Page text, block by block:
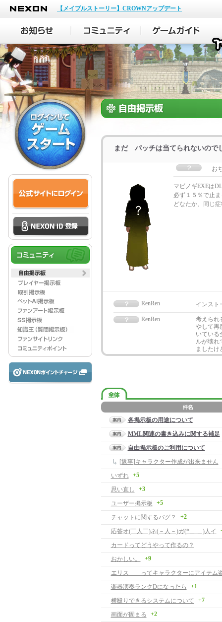
NEXON
【メイプルストーリー】CROWNアップデート
まだ パッチは当てられないので
お
マビノギEXEは
必ず１５％で止
どなたか、同じ
RenRen インスト
RenRen
考えられ
やして再
いている
ルが壊れ
ました
各掲示板の用途について
MML関連の書き込みに関する補足
自由掲示板のご利用について
[返事]キャラクター作成が出来ません
いずれ
+5
思い直し +3
ユーザー掲示板 +5
チャットに関するバグ？ +2
応答オ(￣人￣)ネ(－人－)ガ(*＿ ＿)人イ
カードってどうやって作るの？
おかしい。
+9
エリス ってキャラクターにアイテム
楽器演奏ランクDになったら
+1
横殴りできるシステムについて +7
画面が固まる +2